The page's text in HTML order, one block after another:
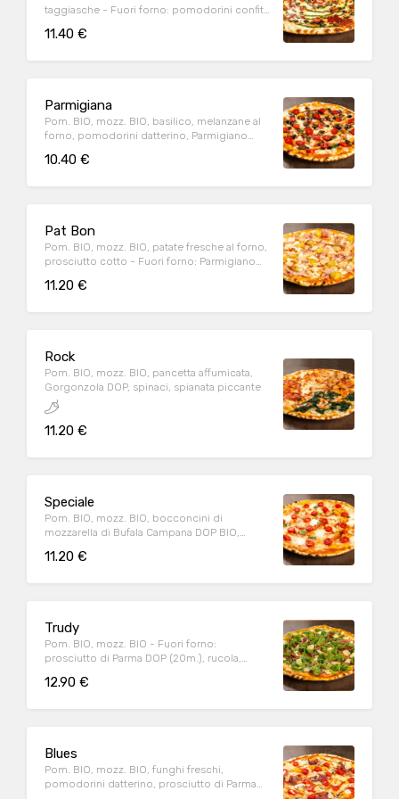
taggiasche - Fuori forno: pomodorini confit,
11.40 €
Parmigiana
Pom. BIO, mozz. BIO, basilico, melanzane al
forno, pomodorini datterino, Parmigiano
10.40 €
Pat Bon
Pom. BIO, mozz. BIO, patate fresche al forno,
prosciutto cotto - Fuori forno: Parmigiano
11.20 €
Rock
Pom. BIO, mozz. BIO, pancetta affumicata,
Gorgonzola DOP, spinaci, spianata piccante
11.20 €
Speciale
Pom. BIO, mozz. BIO, bocconcini di
mozzarella di Bufala Campana DOP BIO,
11.20 €
Trudy
Pom. BIO, mozz. BIO - Fuori forno:
prosciutto di Parma DOP (20m.), rucola,
12.90 €
Blues
Pom. BIO, mozz. BIO, funghi freschi,
pomodorini datterino, prosciutto di Parma